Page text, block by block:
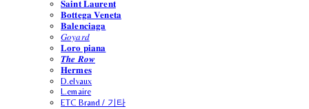
𝐒𝐚𝐢𝐧𝐭 𝐋𝐚𝐮𝐫𝐞𝐧𝐭
𝐁𝐨𝐭𝐭𝐞𝐠𝐚 𝐕𝐞𝐧𝐞𝐭𝐚
𝐁𝐚𝐥𝐞𝐧𝐜𝐢𝐚𝐠𝐚
𝐺𝑜𝑦𝑎𝑟𝑑
𝐋𝐨𝐫𝐨 𝐩𝐢𝐚𝐧𝐚
𝑻𝒉𝒆 𝑹𝒐𝒘
𝐇𝐞𝐫𝐦𝐞𝐬
D.elvaux
L.emaire
ETC Brand / 기타